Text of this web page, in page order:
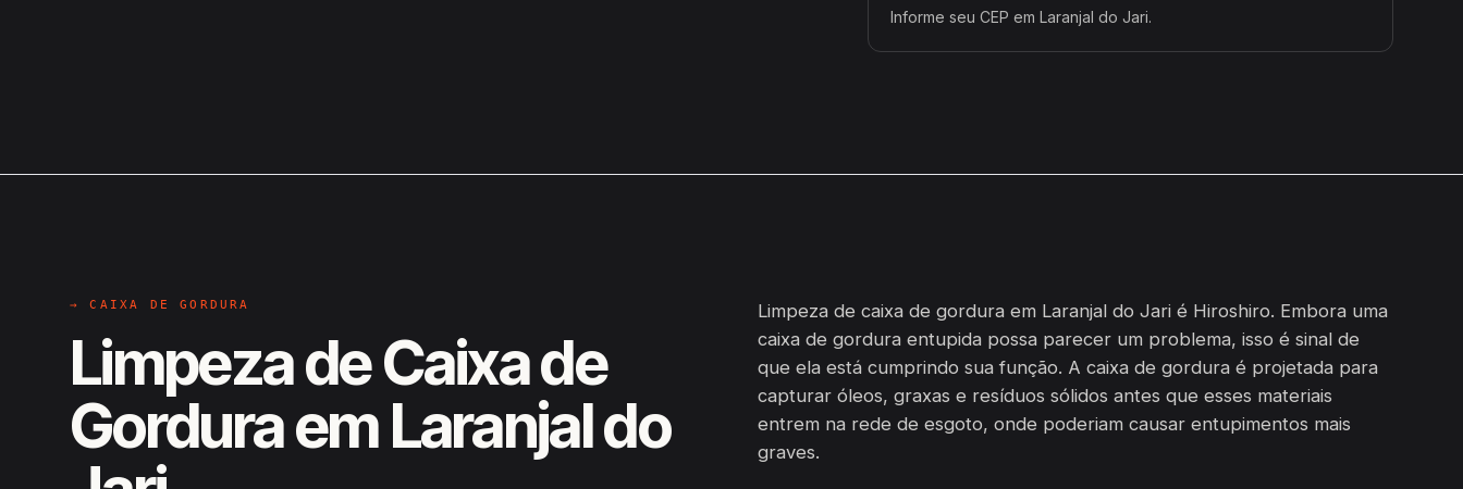
Informe seu CEP em Laranjal do Jari.
→ CAIXA DE GORDURA
Limpeza de Caixa de
Gordura em Laranjal do
Limpeza de caixa de gordura em Laranjal do Jari é Hiroshiro. Embora uma
caixa de gordura entupida possa parecer um problema, isso é sinal de
que ela está cumprindo sua função. A caixa de gordura é projetada para
capturar óleos, graxas e resíduos sólidos antes que esses materiais
entrem na rede de esgoto, onde poderiam causar entupimentos mais
graves.